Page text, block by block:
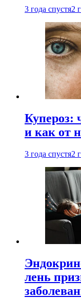
3 года спустя2
Купероз:
и как от
3 года спустя2
лень